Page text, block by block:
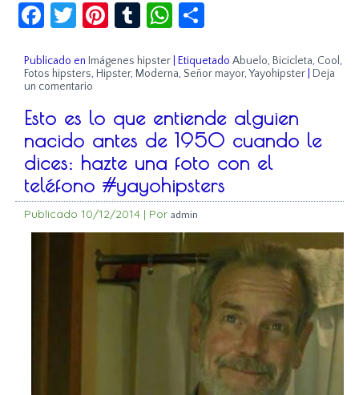
Facebook
Twitter
Pinterest
TumblrWhatsApp
Publicado en Imágenes hipster Etiquetado Abuelo, Bicicleta, Cool ,
Fotos hipsters, Hipster, Moderna, Señor mayor,Yayohipster
Deja
un comentario
Esto es lo que entiende alguien
nacido antes de 1950 cuando le
dices: hazte una foto con el
teléfono #yayohipsters
Publicado 10/12/2014 | Por admin